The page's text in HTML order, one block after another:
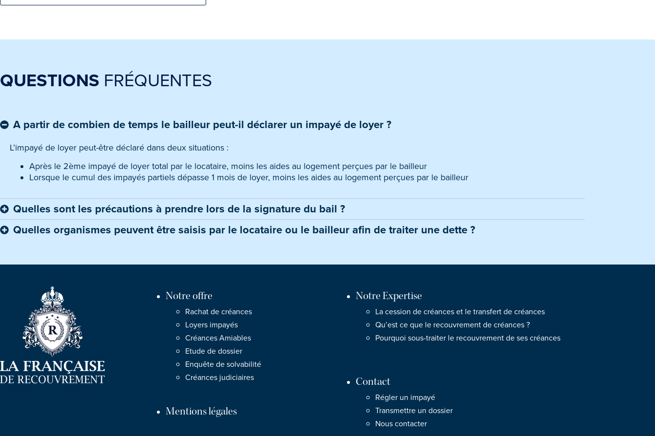
QUESTIONS FRÉQUENTES
A partir de combien de temps le bailleur peut-il déclarer un impayé de loyer ?
L’impayé de loyer peut-être déclaré dans deux situations :
Après le 2ème impayé de loyer total par le locataire, moins les aides au logement perçues par le bailleur
Lorsque le cumul des impayés partiels dépasse 1 mois de loyer, moins les aides au logement perçues par le bailleur
Quelles sont les précautions à prendre lors de la signature du bail ?
Quelles organismes peuvent être saisis par le locataire ou le bailleur afin de traiter une dette ?
Notre offre
Rachat de créances
Loyers impayés
Créances Amiables
Etude de dossier
Enquête de solvabilité
Créances judiciaires
Mentions légales
Notre Expertise
La cession de créances et le transfert de créances
Qu’est ce que le recouvrement de créances ?
Pourquoi sous-traiter le recouvrement de ses créances
Contact
Régler un impayé
Transmettre un dossier
Nous contacter